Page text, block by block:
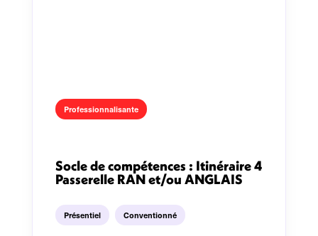
Professionnalisante
Socle de compétences : Itinéraire 4
Passerelle RAN et/ou ANGLAIS
Présentiel Conventionné